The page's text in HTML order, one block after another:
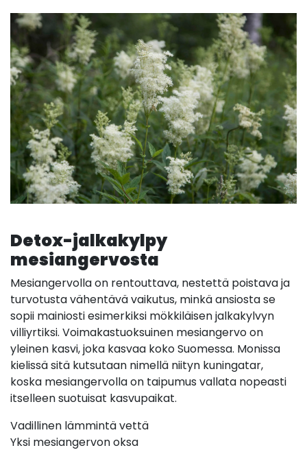
Detox-jalkakylpy
mesiangervosta
Mesiangervolla on rentouttava, nestettä poistava ja
turvotusta vähentävä vaikutus, minkä ansiosta se
sopii mainiosti esimerkiksi mökkiläisen jalkakylvyn
villiyrtiksi. Voimakastuoksuinen mesiangervo on
yleinen kasvi, joka kasvaa koko Suomessa. Monissa
kielissä sitä kutsutaan nimellä niityn kuningatar,
koska mesiangervolla on taipumus vallata nopeasti
itselleen suotuisat kasvupaikat.
Vadillinen lämmintä vettä
Yksi mesiangervon oksa